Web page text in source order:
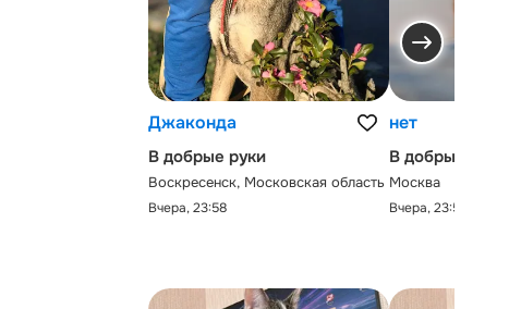
Джаконда
В добрые руки
Воскресенск, Московская область
Вчера, 23:58
нет
В добрые руки
Москва
Вчера, 23:58